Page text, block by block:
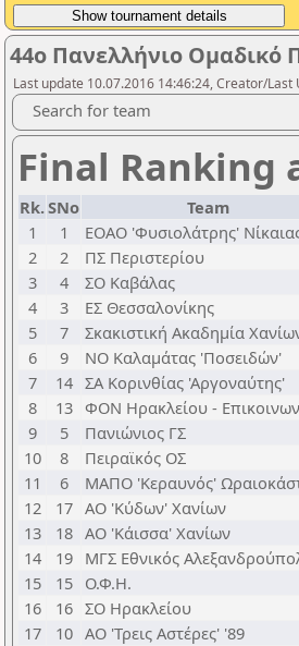
44ο Πανελλήνιο Ομαδικό
Last update 10.07.2016 14:46:24, Creator/
Search for team
Final Ranking
Rk.SNo Team
1
1 ΕΟΑΟ 'Φυσιολάτρης'
2
2 ΠΣ Περιστερίου
3
4 ΣΟ Καβάλας
4
3 ΕΣ Θεσσαλονίκης
5
7 Σκακιστική Ακαδημία
6
9 ΝΟ Καλαμάτας 'Ποσειδών'
7
14 ΣΑ Κορινθίας 'Αργοναύτης'
8
13 ΦΟΝ Ηρακλείου -
9
5 Πανιώνιος ΓΣ
10
8 Πειραϊκός ΟΣ
11
6 ΜΑΠΟ 'Κεραυνός'
12
17 ΑΟ 'Κύδων' Χανίων
13
18 ΑΟ 'Κάισσα' Χανίων
14
19 ΜΓΣ Εθνικός
15
15 Ο.Φ.Η.
16
16 ΣΟ Ηρακλείου
17
10 ΑΟ 'Τρεις Αστέρες' '89